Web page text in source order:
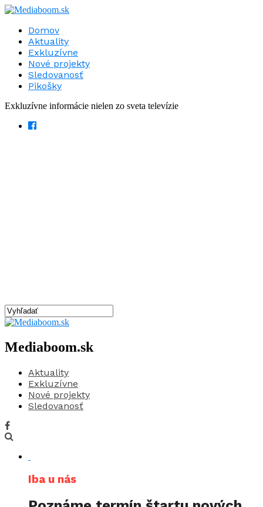
Domov
Aktuality
Exkluzívne
Nové projekty
Sledovanosť
Pikošky
Exkluzívne informácie nielen zo sveta televízie
Mediaboom.sk
Aktuality
Exkluzívne
Nové projekty
Sledovanosť
Iba u nás